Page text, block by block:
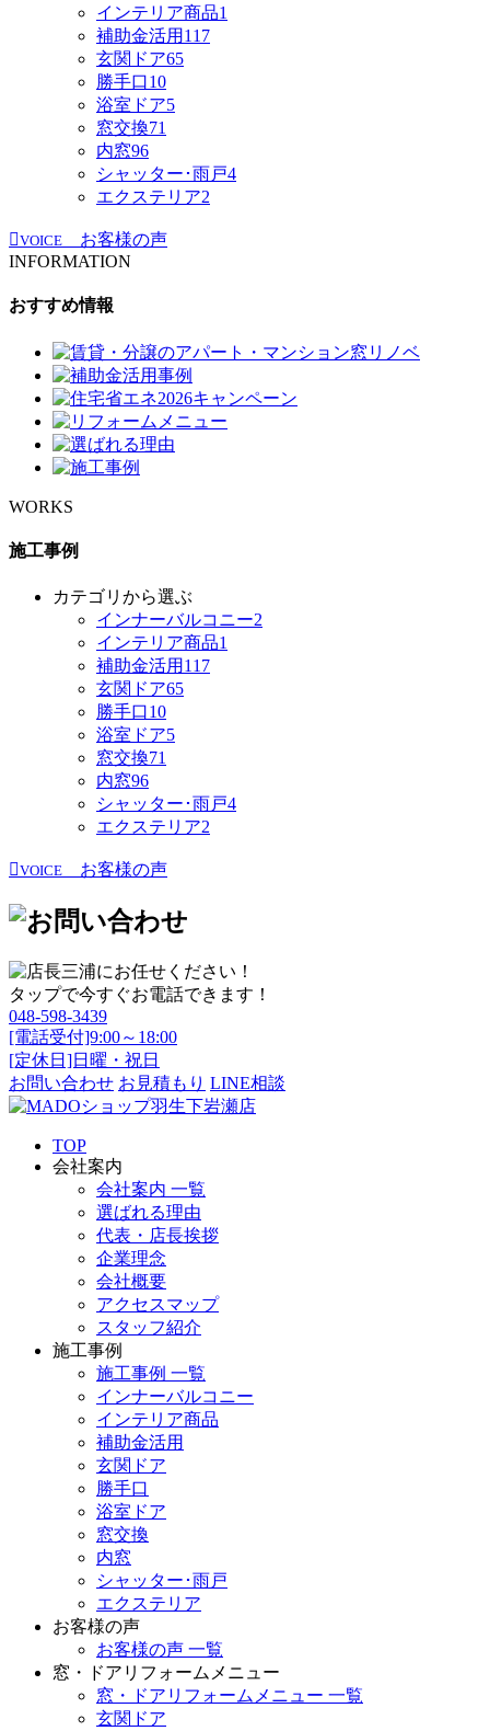
インテリア商品1
補助金活用 117
玄関ドア65
勝手口10
浴室ドア5
窓交換71
内窓96
シャッター･雨戸4
エクステリア2
VOICE
お客様の声
INFORMATION
おすすめ情報
WORKS
施工事例
カテゴリから選ぶ
インナーバルコニー2
インテリア商品1
補助金活用 117
玄関ドア65
勝手口10
浴室ドア5
窓交換71
内窓96
シャッター･雨戸4
エクステリア2
VOICE お客様の声
タップで今すぐお電話できます！
048-598-3439
[電話受付]9:00～18:00
[定休日]日曜・祝日
お問い合わせ お見積もり LINE相談
TOP
会社案内
会社案内 一覧
選ばれる理由
代表・店長挨拶
企業理念
会社概要
アクセスマップ
スタッフ紹介
施工事例
施工事例 一覧
インナーバルコニー
インテリア商品
補助金活用
玄関ドア
勝手口
浴室ドア
窓交換
内窓
シャッター･雨戸
エクステリア
お客様の声
お客様の声 一覧
窓・ドアリフォームメニュー
窓・ドアリフォームメニュー 一覧
玄関ドア